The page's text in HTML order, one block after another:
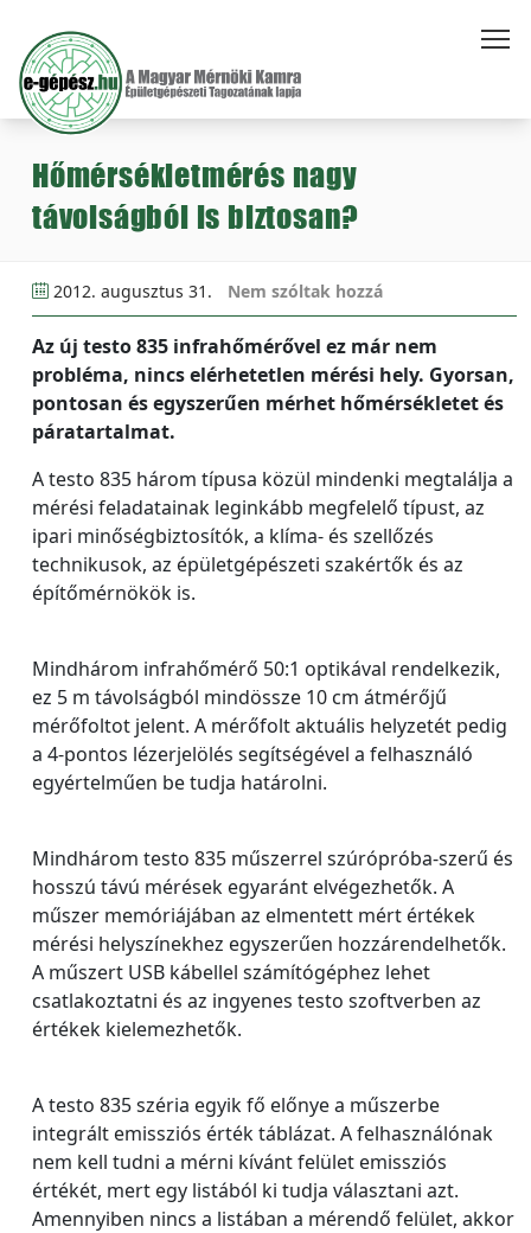
Hőmérsékletmérés nagy
távolságból is biztosan?
2012. augusztus 31. Nem szóltak hozzá
Az új testo 835 infrahőmérővel ez már nem
probléma, nincs elérhetetlen mérési hely. Gyorsan,
pontosan és egyszerűen mérhet hőmérsékletet és
páratartalmat.
A testo 835 három típusa közül mindenki megtalálja a
mérési feladatainak leginkább megfelelő típust, az
ipari minőségbiztosítók, a klíma- és szellőzés
technikusok, az épületgépészeti szakértők és az
építőmérnökök is.
Mindhárom infrahőmérő 50:1 optikával rendelkezik,
ez 5 m távolságból mindössze 10 cm átmérőjű
mérőfoltot jelent. A mérőfolt aktuális helyzetét pedig
a 4-pontos lézerjelölés segítségével a felhasználó
egyértelműen be tudja határolni.
Mindhárom testo 835 műszerrel szúrópróba-szerű és
hosszú távú mérések egyaránt elvégezhetők. A
műszer memóriájában az elmentett mért értékek
mérési helyszínekhez egyszerűen hozzárendelhetők.
A műszert USB kábellel számítógéphez lehet
csatlakoztatni és az ingyenes testo szoftverben az
értékek kielemezhetők.
A testo 835 széria egyik fő előnye a műszerbe
integrált emissziós érték táblázat. A felhasználónak
nem kell tudni a mérni kívánt felület emissziós
értékét, mert egy listából ki tudja választani azt.
Amennyiben nincs a listában a mérendő felület, akkor